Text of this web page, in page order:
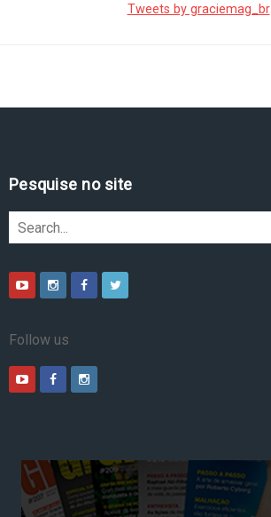
Tweets by graciemag_br
Pesquise no site
Follow us